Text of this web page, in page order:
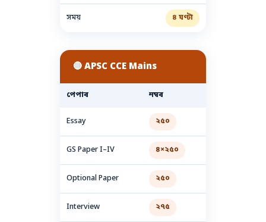
সময় ৪ ঘণ্টা
🔴 APSC CCE Mains
পেপাৰ নম্বৰ
Essay ২৫০
GS Paper I–IV ৪×২৫০
Optional Paper ২৫০
Interview ২৭৫